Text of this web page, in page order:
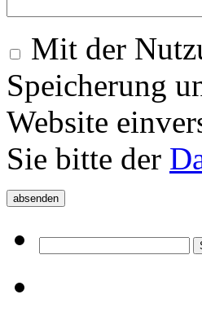
Mit der
Speicherung
Website
Sie bitte der